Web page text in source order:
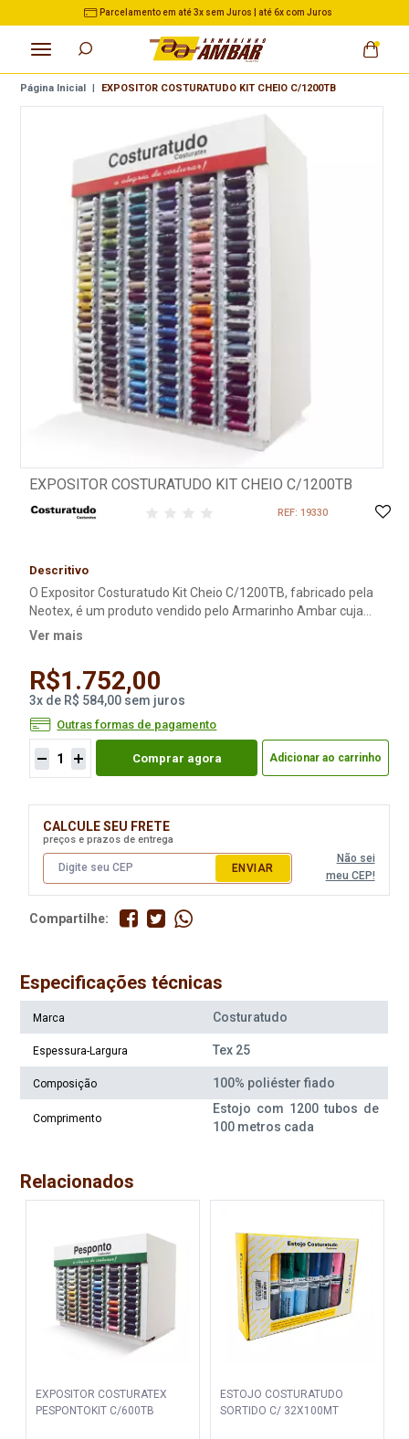
3% de Desconto no Pix nas Compras acima de R$ 500,00
Página Inicial | EXPOSITOR COSTURATUDO KIT CHEIO C/1200TB
EXPOSITOR COSTURATUDO KIT CHEIO C/1200TB
REF: 19330
Descritivo
O Expositor Costuratudo Kit Cheio C/1200TB, fabricado pela
Neotex, é um produto vendido pelo Armarinho Ambar cuja
função é organizar suas linhas e facilitar assim a sua costura
linha.
Ver mais
R$1.752,00
3x de R$ 584,00 sem juros
Outras formas de pagamento
Comprar agora Adicionar ao carrinho
CALCULE SEU FRETE
preços e prazos de entrega
ENVIAR
Não sei
meu CEP!
Compartilhe:
Especificações técnicas
Marca Costuratudo
Espessura-Largura Tex 25
Composição 100% poliéster fiado
Comprimento
Estojo com 1200 tubos de
100 metros cada
Relacionados
EXPOSITOR COSTURATEX
PESPONTOKIT C/600TB
ESTOJO COSTURATUDO
SORTIDO C/ 32X100MT